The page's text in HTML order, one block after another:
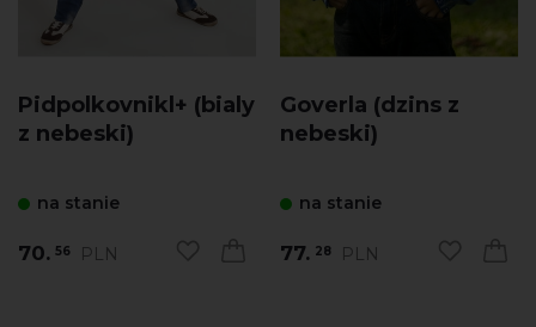
Pidpolkovnikl+ (bialy
z nebeski)
na stanie
70. 56 PLN
Goverla (dzins z
nebeski)
na stanie
77. 28 PLN